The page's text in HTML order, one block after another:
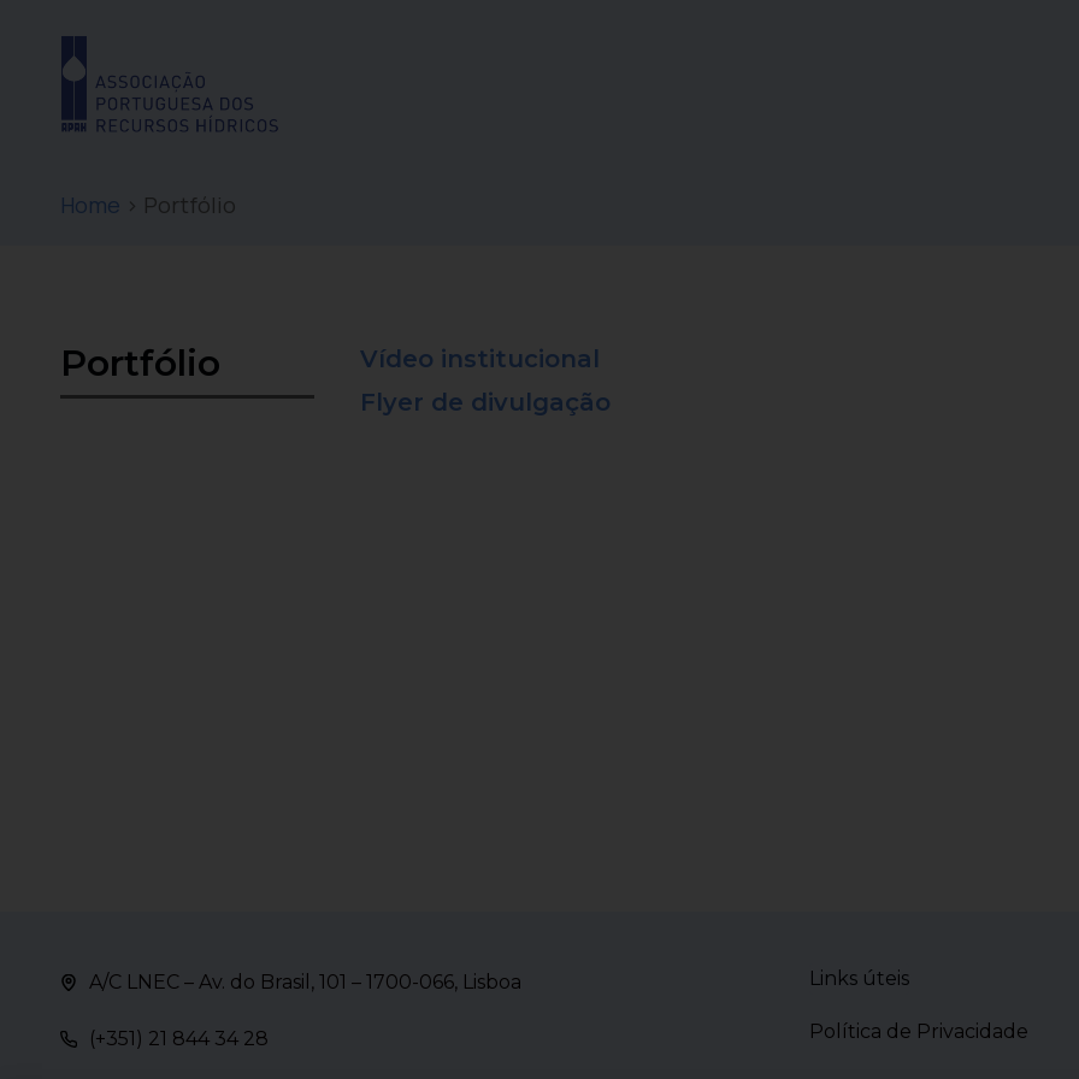
Home > Portfólio
Portfólio
Vídeo institucional
Flyer de divulgação
A/C LNEC – Av. do Brasil, 101 – 1700-066, Lisboa
(+351) 21 844 34 28
Links úteis
Política de Privacidade